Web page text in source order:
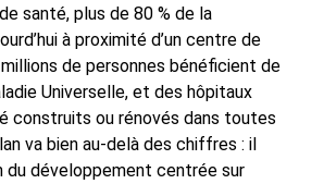
santé, plus de 80 % de la
à proximité d’un centre de
de personnes bénéficient de
Universelle, et des hôpitaux
construits ou rénovés dans toutes
va bien au-delà des chiffres : il
du développement centrée sur